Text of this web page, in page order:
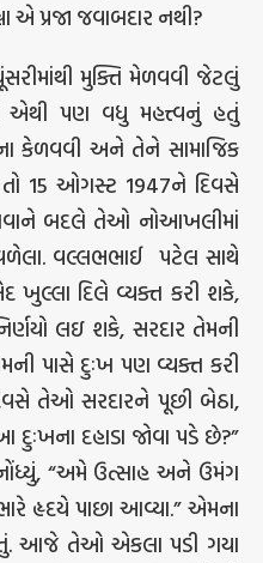
પ્રજા જવાબદાર નથી?
મુક્તિ મેળવવી જેટલું
પણ વધુ મહત્ત્વનું હતું
કેળવવી અને તેને સામાજિક
15 ઓગસ્ટ 1947ને દિવસે
બદલે તેઓ નોઆખલીમાં
વળેલા. વલ્લભભાઈ પટેલ સાથે
ખુલ્લા દિલે વ્યક્ત કરી શકે,
લઇ શકે, સરદાર તેમની
પાસે દુઃખ પણ વ્યક્ત કરી
તેઓ સરદારને પૂછી બેઠા,
દુઃખના દહાડા જોવા પડે છે?”
“અમે ઉત્સાહ અને ઉમંગ
હૃદયે પાછા આવ્યા.” એમના
આજે તેઓ એકલા પડી ગયા